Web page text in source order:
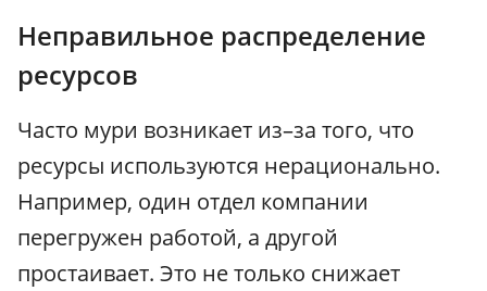
Неправильное распределение
ресурсов
Часто мури возникает из–за того, что
ресурсы используются нерационально.
Например, один отдел компании
перегружен работой, а другой
простаивает. Это не только снижает